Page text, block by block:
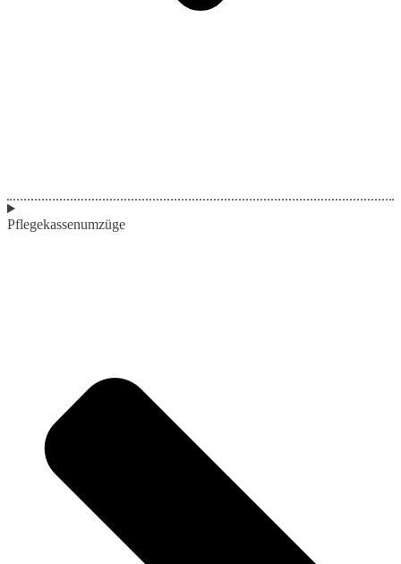
Pflegekassenumzüge